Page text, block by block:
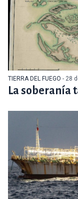
TIERRA DEL FUEGO - 28
La soberanía